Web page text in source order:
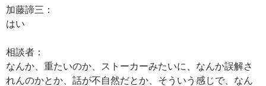
加藤諦三：
はい
相談者：
なんか、重たいのか、ストーカーみたいに、なんか誤解さ
れんのかとか、話が不自然だとか、そういう感じで、なん